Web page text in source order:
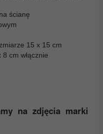
ścianę
15 x 15 cm
cm włącznie
na zdjęcia marki